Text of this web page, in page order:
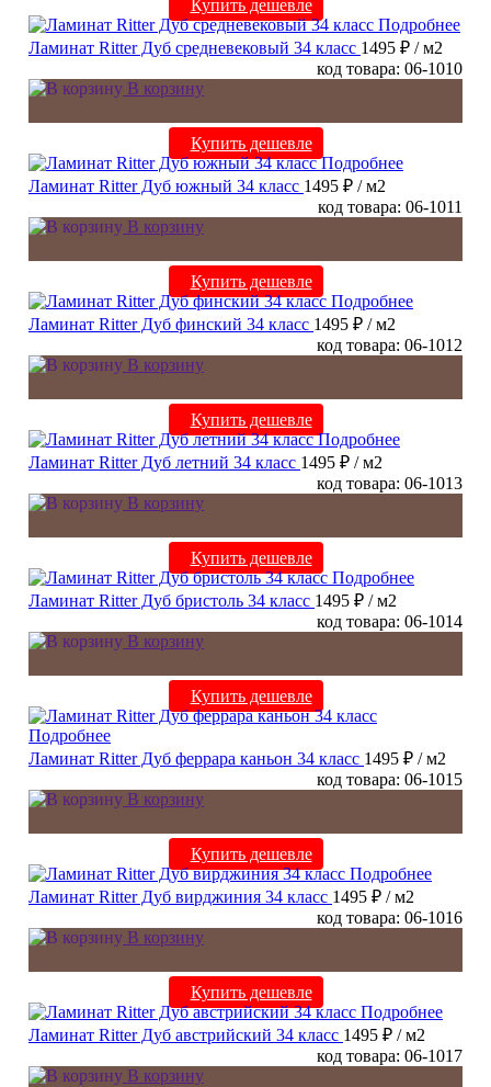
Купить дешевле
Подробнее
Ламинат Ritter Дуб средневековый 34 класс 1495 ₽ / м2
код товара: 06-1010
В корзину
Купить дешевле
Подробнее
Ламинат Ritter Дуб южный 34 класс 1495 ₽ / м2
код товара: 06-1011
В корзину
Купить дешевле
Подробнее
Ламинат Ritter Дуб финский 34 класс 1495 ₽ / м2
код товара: 06-1012
В корзину
Купить дешевле
Подробнее
Ламинат Ritter Дуб летний 34 класс 1495 ₽ / м2
код товара: 06-1013
В корзину
Купить дешевле
Подробнее
Ламинат Ritter Дуб бристоль 34 класс 1495 ₽ / м2
код товара: 06-1014
В корзину
Купить дешевле
Подробнее
Ламинат Ritter Дуб феррара каньон 34 класс 1495 ₽ / м2
код товара: 06-1015
В корзину
Купить дешевле
Подробнее
Ламинат Ritter Дуб вирджиния 34 класс 1495 ₽ / м2
код товара: 06-1016
В корзину
Купить дешевле
Подробнее
Ламинат Ritter Дуб австрийский 34 класс 1495 ₽ / м2
код товара: 06-1017
В корзину